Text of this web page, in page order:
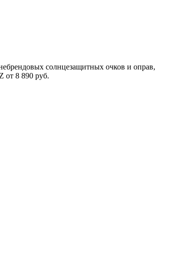
солнцезащитных очков и оправ,
от 8 890 руб.